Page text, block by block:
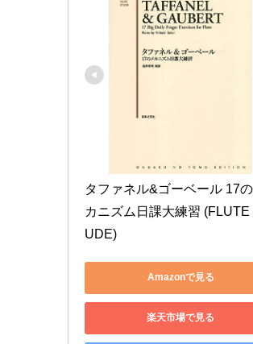
タファネル&ゴーベール 17
カニズム日課大練習 (FLUTE
UDE)
Amazonで見る
楽天市場で見る